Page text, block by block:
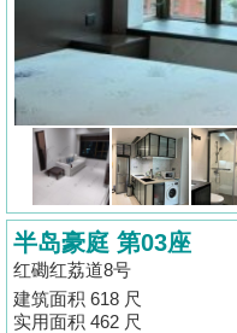
宅
谷
按
揭
地
产
博
客
半岛豪庭 第03座
红磡红荔道8号
建筑面积 618 尺
实用面积 462 尺